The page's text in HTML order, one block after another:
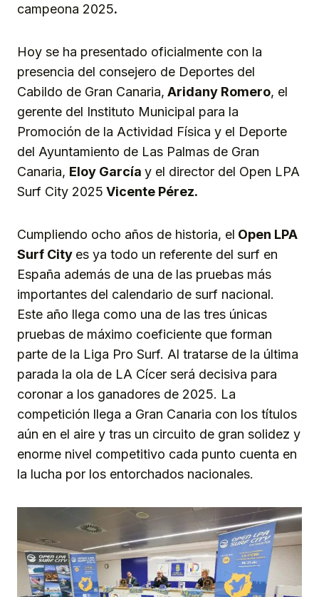
campeona 2025.
Hoy se ha presentado oficialmente con la
presencia del consejero de Deportes del
Cabildo de Gran Canaria, Aridany Romero, el
gerente del Instituto Municipal para la
Promoción de la Actividad Física y el Deporte
del Ayuntamiento de Las Palmas de Gran
Canaria, Eloy García y el director del Open LPA
Surf City 2025 Vicente Pérez.
Cumpliendo ocho años de historia, el Open LPA
Surf City es ya todo un referente del surf en
España además de una de las pruebas más
importantes del calendario de surf nacional.
Este año llega como una de las tres únicas
pruebas de máximo coeficiente que forman
parte de la Liga Pro Surf. Al tratarse de la última
parada la ola de LA Cícer será decisiva para
coronar a los ganadores de 2025. La
competición llega a Gran Canaria con los títulos
aún en el aire y tras un circuito de gran solidez y
enorme nivel competitivo cada punto cuenta en
la lucha por los entorchados nacionales.